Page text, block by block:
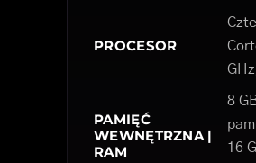
PROCESOR
PAMIĘĆ
WEWNĘTRZNA |
RAM
8
16